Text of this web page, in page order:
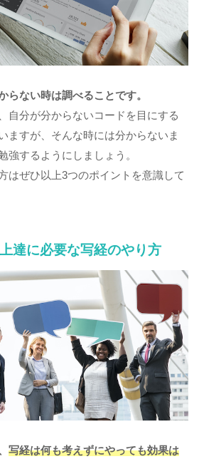
らない時は調べることです。
自分が分からないコードを目にする
ますが、そんな時には分からないま
強するようにしましょう。
はぜひ以上3つのポイントを意識して
達に必要な写経のやり方
写経は何も考えずにやっても効果は